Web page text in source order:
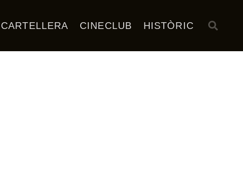
CARTELLERA CINECLUB HISTÒRIC